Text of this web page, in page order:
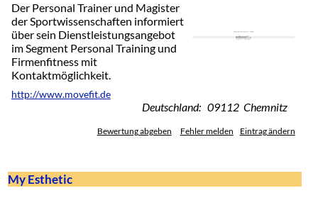
Der Personal Trainer und Magister
der Sportwissenschaften informiert
über sein Dienstleistungsangebot
im Segment Personal Training und
Firmenfitness mit
Kontaktmöglichkeit.
http://www.movefit.de
Deutschland: 09112 Chemnitz
Bewertung abgeben Fehler melden Eintrag ändern
My Esthetic